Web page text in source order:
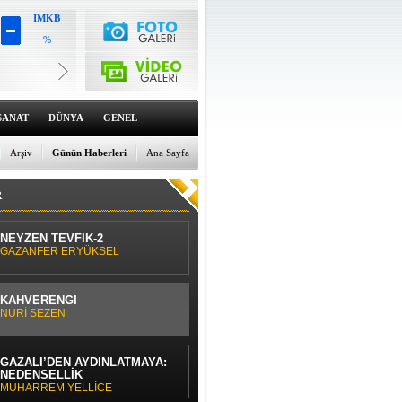
IMKB
%
6659.72
Dolar
47.6789
%0
Euro
55.1259
%0
DÜNYA GENEL
Ana Sayfa
Günün Haberleri
Arşiv
NEYZEN TEVFİK-2
GAZANFER ERYÜKSEL
KAHVERENGİ
NURİ SEZEN
GAZÂLÎ’DEN AYDINLATMAYA:
NEDENSELLİK
MUHARREM YELLİCE